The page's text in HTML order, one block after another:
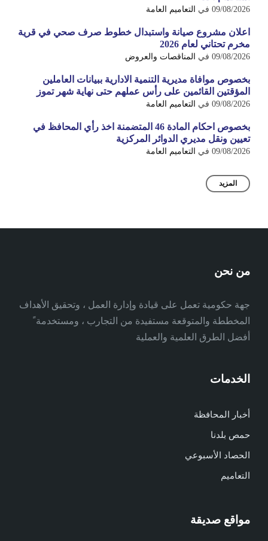
09/08/2026 في التعاميم العامة
اعلان مشروع صيانة واستبدال خطوط صرف صحي في قرية
مخرم تحتاني لعام 2026
09/08/2026 في المناقصات والعروض
بخصوص موافاة مديرية التنمية الادارية ببيانات العاملين
المؤقتين القائمين على رأس عملهم حتى نهاية شهر تموز
09/08/2026 في التعاميم العامة
بخصوص احكام المادة 46 المتضمنة اخذ رأي المحافظ في
تعيين ونقل مديري الدوائر المركزية
09/08/2026 في التعاميم العامة
المزيد
من نحن
جهة حكومية تعمل على قيادة وإدارة العمل ، وتحقيق الأهداف
المخططة والمتوقعة مستفيدة من التجارب ، ومستخدمة ً
أفضل الطرق العلمية والعملية
الخدمات
أخبار المحافظة
حمص بلدنا
الحصاد الأسبوعي
التعاميم
مواقع صديقة